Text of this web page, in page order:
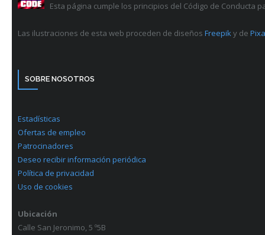
Esta página cumple los principios del Código de Conducta
Las ilustraciones de esta web proceden de diseños Freepiky de
SOBRE NOSOTROS
Estadísticas
Ofertas de empleo
Patrocinadores
Deseo recibir información periódica
Política de privacidad
Uso de cookies
Ubicación
Calle San Jeronimo, 5 º5B